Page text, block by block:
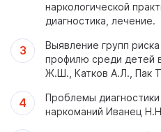
наркологической
диагностика, лечение.
Выявление групп
профилю среди детей
Ж.Ш., Катков А.Л., Пак
Проблемы
наркоманий Иванец Н.Н